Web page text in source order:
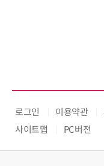
로그인 이용약관
사이트맵
PC버전